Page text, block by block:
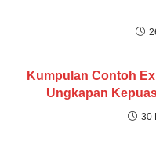
Kumpulan Contoh
Ungkapan
30